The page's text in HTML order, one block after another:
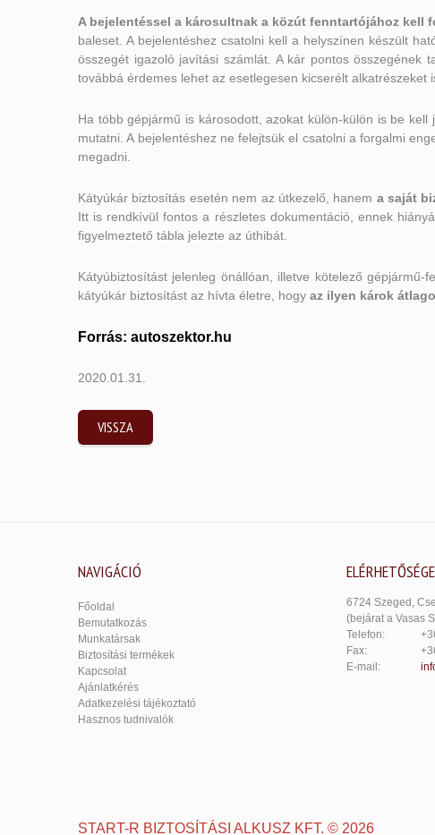
A bejelentéssel a károsultnak a közút fenntartójához kell
baleset. A bejelentéshez csatolni kell a helyszínen készült
összegét igazoló javítási számlát. A kár pontos összegének
továbbá érdemes lehet az esetlegesen kicserélt alkatrészeket
Ha több gépjármű is károsodott, azokat külön-külön is be
mutatni. A bejelentéshez ne felejtsük el csatolni a forgalmi
megadni.
Kátyúkár biztosítás esetén nem az útkezelő, hanem a saját
Itt is rendkívül fontos a részletes dokumentáció, ennek
figyelmeztető tábla jelezte az úthibát.
Kátyúbiztosítást jelenleg önállóan, illetve kötelező
kátyúkár biztosítást az hívta életre, hogy az ilyen károk
Forrás: autoszektor.hu
2020.01.31.
VISSZA
NAVIGÁCIÓ
Főoldal
Bemutatkozás
Munkatársak
Biztosítási termékek
Kapcsolat
Ajánlatkérés
Adatkezelési tájékoztató
Hasznos tudnivalók
6724 Szeged,
(bejárat a Vasas
Telefon:
Fax:
E-mail:
START-R BIZTOSÍTÁSI ALKUSZ KFT. © 2026